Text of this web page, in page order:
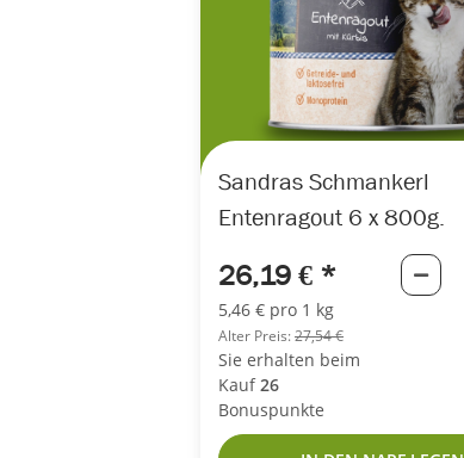
Sandras Schmankerl
Entenragout 6 x 800g.
26,19 € *
5,46 € pro 1 kg
Alter Preis:27,54 €
Sie erhalten beim
Kauf26
Bonuspunkte